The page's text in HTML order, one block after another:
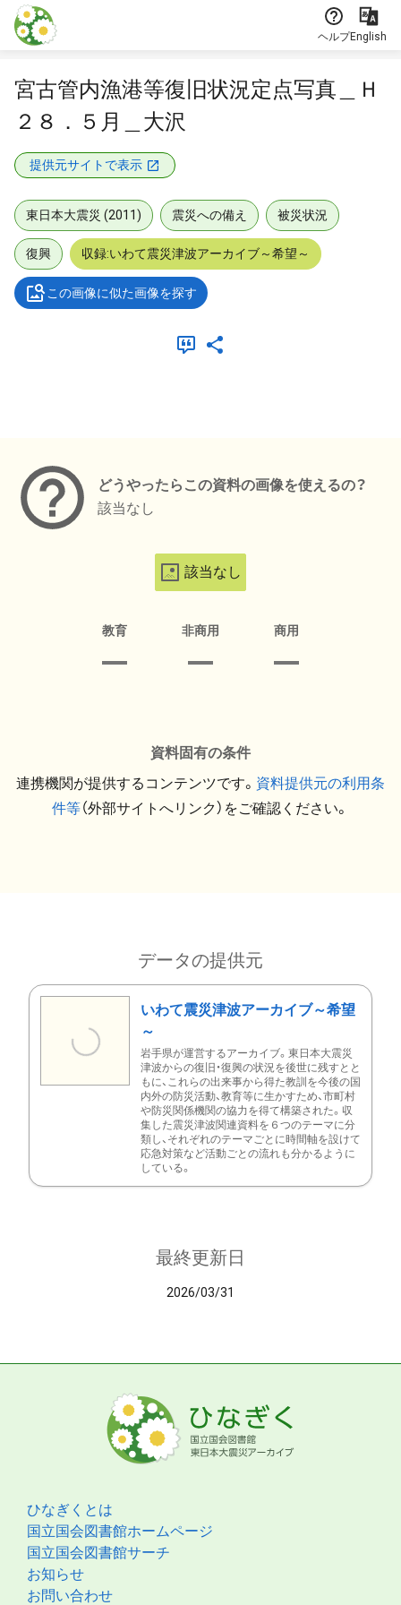
本文に飛ぶ
ヘルプEnglish
宮古管内漁港等復旧状況定点写真＿Ｈ
２８．５月＿大沢
提供元サイトで表示
東日本大震災 (2011) 震災への備え 被災状況
復興 収録:いわて震災津波アーカイブ～希望～
この画像に似た画像を探す
どうやったらこの資料の画像を使えるの？
該当なし
該当なし
教育 非商用 商用
資料固有の条件
連携機関が提供するコンテンツです。 資料提供元の利用条
件等（外部サイトへリンク）をご確認ください。
データの提供元
いわて震災津波アーカイブ～希望
～
岩手県が運営するアーカイブ。東日本大震災
津波からの復旧・復興の状況を後世に残すとと
もに、これらの出来事から得た教訓を今後の国
内外の防災活動、教育等に生かすため、市町村
や防災関係機関の協力を得て構築された。収
集した震災津波関連資料を６つのテーマに分
類し、それぞれのテーマごとに時間軸を設けて
応急対策など活動ごとの流れも分かるように
している。
最終更新日
2026/03/31
ひなぎくとは
国立国会図書館ホームページ
国立国会図書館サーチ
お知らせ
お問い合わせ